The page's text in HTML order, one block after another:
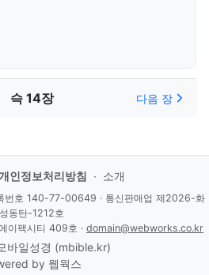
슥 14장 다음 장
인정보처리방침 · 소개
번호 140-77-00649 · 통신판매업 제2026-화
성동탄-1212호
이팩시티 409호 · domain@webworks.co.kr
바일성경 (mbible.kr)
by 웹웍스